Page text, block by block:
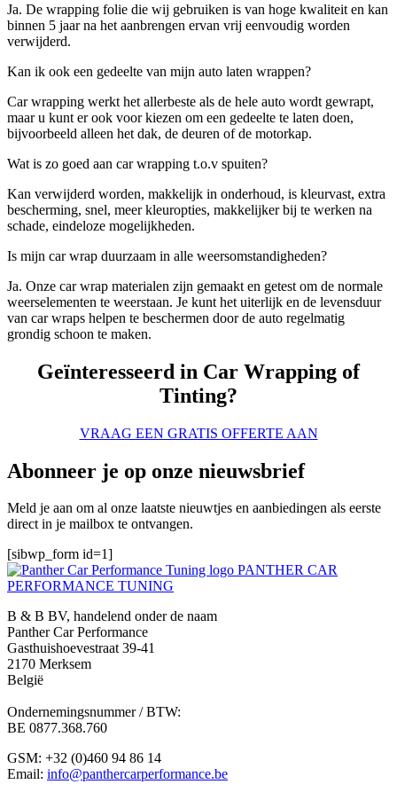
Ja. De wrapping folie die wij gebruiken is van hoge kwaliteit en kan
binnen 5 jaar na het aanbrengen ervan vrij eenvoudig worden
verwijderd.
Kan ik ook een gedeelte van mijn auto laten wrappen?
Car wrapping werkt het allerbeste als de hele auto wordt gewrapt,
maar u kunt er ook voor kiezen om een gedeelte te laten doen,
bijvoorbeeld alleen het dak, de deuren of de motorkap.
Wat is zo goed aan car wrapping t.o.v spuiten?
Kan verwijderd worden, makkelijk in onderhoud, is kleurvast, extra
bescherming, snel, meerkleuropties, makkelijker bij te werken na
schade, eindeloze mogelijkheden.
Is mijn car wrap duurzaam in alle weersomstandigheden?
Ja. Onze car wrap materialen zijn gemaakt en getest om de normale
weerselementen te weerstaan. Je kunt het uiterlijk en de levensduur
van car wraps helpen te beschermen door de auto regelmatig
grondig schoon te maken.
Geïnteresseerd in Car Wrapping of
Tinting?
VRAAG EEN GRATIS OFFERTE AAN
Abonneer je op onze nieuwsbrief
Meld je aan om al onze laatste nieuwtjes en aanbiedingen als eerste
direct in je mailbox te ontvangen.
[sibwp_form id=1]
PANTHER CAR
PERFORMANCE TUNING
B & B BV, handelend onder de naam
Panther Car Performance
Gasthuishoevestraat 39-41
2170 Merksem
België
Ondernemingsnummer / BTW:
BE 0877.368.760
GSM: +32 (0)460 94 86 14
Email: info@panthercarperformance.be